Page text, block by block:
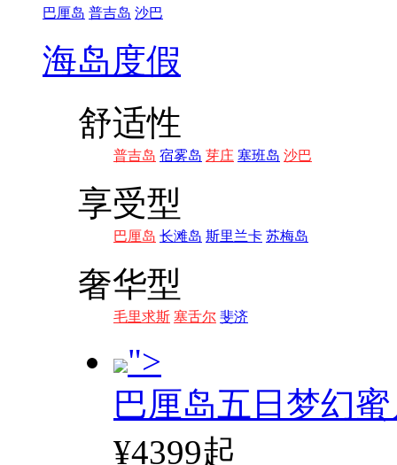
巴厘岛 普吉岛 沙巴
海岛度假
舒适性
普吉岛 宿雾岛 芽庄 塞班岛 沙巴
享受型
巴厘岛 长滩岛 斯里兰卡 苏梅岛
奢华型
毛里求斯 塞舌尔 斐济
">
巴厘岛五日梦幻
¥4399起